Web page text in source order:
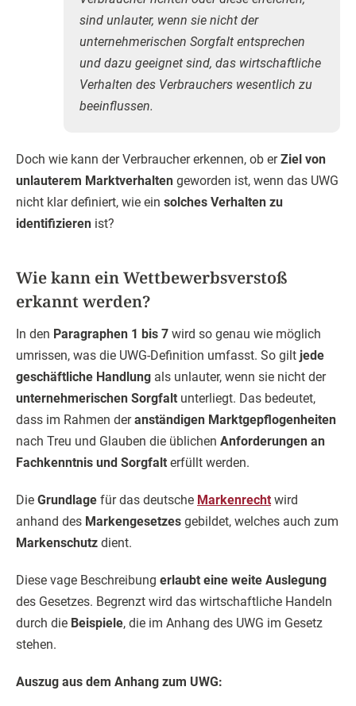
sind unlauter, wenn sie nicht der
unternehmerischen Sorgfalt entsprechen
und dazu geeignet sind, das wirtschaftliche
Verhalten des Verbrauchers wesentlich zu
beeinflussen.
Doch wie kann der Verbraucher erkennen, ob erZiel von
unlauterem Marktverhalten geworden ist, wenn das UWG
nicht klar definiert, wie ein solches Verhalten zu
identifizieren ist?
Wie kann ein Wettbewerbsverstoß
erkannt werden?
In den Paragraphen 1 bis 7 wird so genau wie möglich
umrissen, was die UWG-Definition umfasst. So gilt jede
geschäftliche Handlung als unlauter, wenn sie nicht der
unternehmerischen Sorgfalt unterliegt. Das bedeutet,
dass im Rahmen deranständigen Marktgepflogenheiten
nach Treu und Glauben die üblichen Anforderungen an
Fachkenntnis und Sorgfalt erfüllt werden.
Die Grundlage für das deutsche Markenrecht wird
anhand des Markengesetzes gebildet, welches auch zum
Markenschutz dient.
Diese vage Beschreibung erlaubt eine weite Auslegung
des Gesetzes. Begrenzt wird das wirtschaftliche Handeln
durch die Beispiele, die im Anhang des UWG im Gesetz
stehen.
Auszug aus dem Anhang zum UWG: